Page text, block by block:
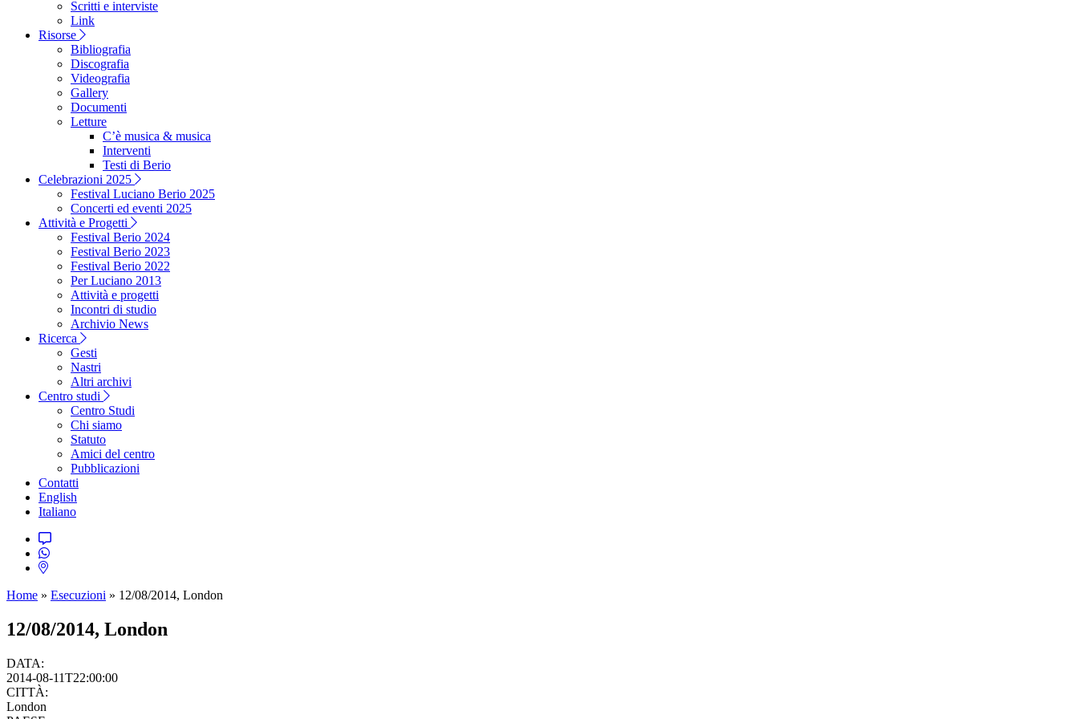
Scritti e interviste
Link
Risorse
Bibliografia
Discografia
Videografia
Gallery
Documenti
Letture
C’è musica & musica
Interventi
Testi di Berio
Celebrazioni 2025
Festival Luciano Berio 2025
Concerti ed eventi 2025
Attività e Progetti
Festival Berio 2024
Festival Berio 2023
Festival Berio 2022
Per Luciano 2013
Attività e progetti
Incontri di studio
Archivio News
Ricerca
Gesti
Nastri
Altri archivi
Centro studi
Centro Studi
Chi siamo
Statuto
Amici del centro
Pubblicazioni
Contatti
English
Italiano
Home » Esecuzioni » 12/08/2014, London
12/08/2014, London
DATA:
2014-08-11T22:00:00
CITTÀ:
London